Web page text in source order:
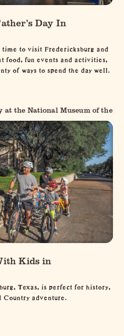
Day In
time to visit Fredericksburg and
food, fun events and activities,
of ways to spend the day well.
the National Museum of the
Kids in
Texas, is perfect for history,
adventure.